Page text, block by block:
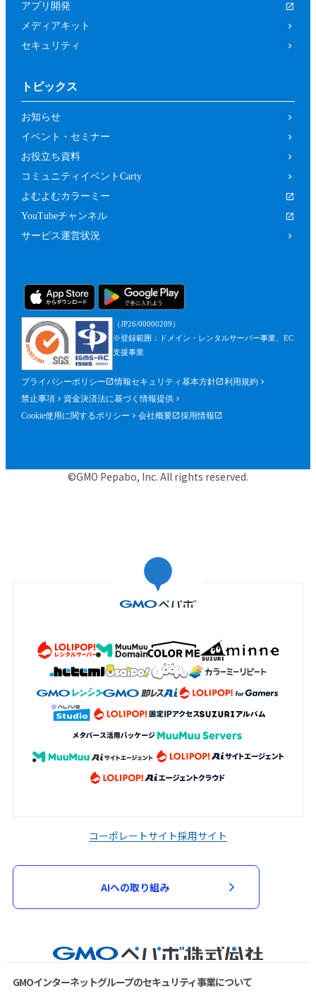
アプリ開発
メディアキット
セキュリティ
トピックス
お知らせ
イベント・セミナー
お役立ち資料
コミュニティイベントCarty
よむよむカラーミー
YouTubeチャンネル
サービス運営状況
（JP26/00000209）
※登録範囲：ドメイン・レンタルサーバー事業、EC
支援事業
プライバシーポリシー 情報セキュリティ基本方針
利用規約
禁止事項
資金決済法に基づく情報提供
Cookie使用に関するポリシー
会社概要 採用情報
©GMO Pepabo, Inc. All rights reserved.
コーポレートサイト採用サイト
AIへの取り組み
GMOインターネットグループのセキュリティ事業について